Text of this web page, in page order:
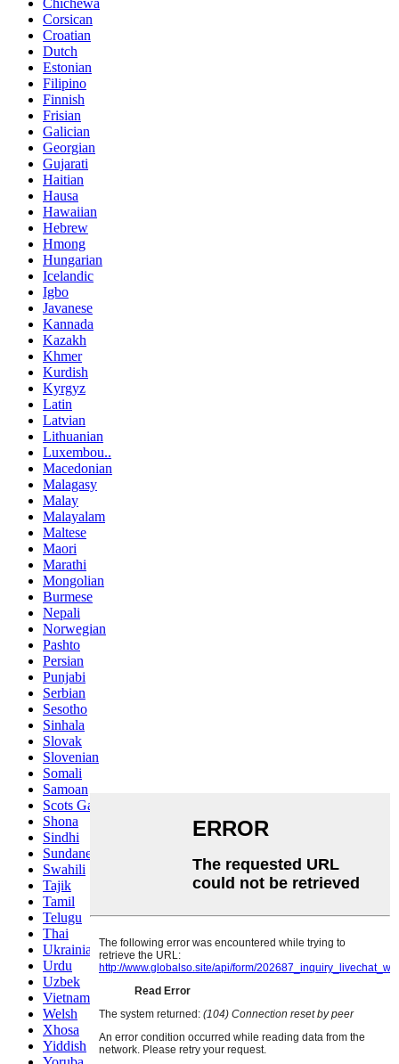
Corsican
Croatian
Dutch
Estonian
Filipino
Finnish
Frisian
Galician
Georgian
Gujarati
Haitian
Hausa
Hawaiian
Hebrew
Hmong
Hungarian
Icelandic
Igbo
Javanese
Kannada
Kazakh
Khmer
Kurdish
Kyrgyz
Latin
Latvian
Lithuanian
Luxembou..
Macedonian
Malagasy
Malay
Malayalam
Maltese
Maori
Marathi
Mongolian
Burmese
Nepali
Norwegian
Pashto
Persian
Punjabi
Serbian
Sesotho
Sinhala
Slovak
Slovenian
Somali
Samoan
Scots Gaelic
Shona
Sindhi
Sundanese
Swahili
Tajik
Tamil
Telugu
Thai
Ukrainian
Urdu
Uzbek
Vietnamese
Welsh
Xhosa
Yiddish